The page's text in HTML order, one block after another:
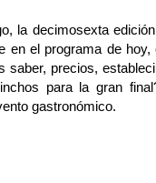
la decimosexta
en el programa de
saber, precios,
para la gran
gastronómico.